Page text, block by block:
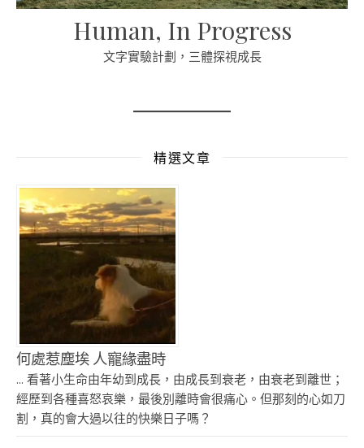
Human, In Progress
文字實驗計劃，三體探視成長
精選文章
何處惹塵埃 人寵緣盡時
... 看著小生命由年幼到成長，由成長到衰老，由衰老到離世；
經歷到各種喜怒哀樂，最後別離時會很痛心。但那刻的心如刀
割，真的會大過以往的快樂日子嗎？